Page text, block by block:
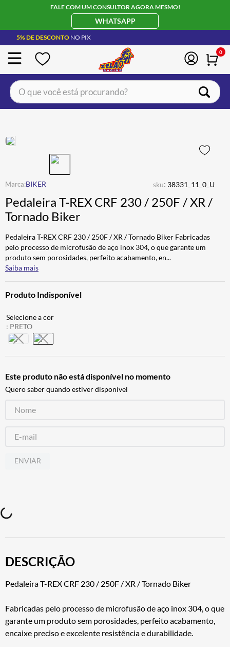
FALE COM UM CONSULTOR AGORA MESMO!
WHATSAPP
5% DE DESCONTO NO PIX
0
O que você está procurando?
BIKER sku: 38331_11_0_U
Pedaleira T-REX CRF 230 / 250F / XR /
Tornado Biker
Pedaleira T-REX CRF 230 / 250F / XR / Tornado Biker Fabricadas
pelo processo de microfusão de aço inox 304, o que garante um
produto sem porosidades, perfeito acabamento, en...
Saiba mais
Produto Indisponível
: PRETO
Este produto não está disponível no momento
Quero saber quando estiver disponível
ENVIAR
DESCRIÇÃO
Pedaleira T-REX CRF 230 / 250F / XR / Tornado Biker
Fabricadas pelo processo de microfusão de aço inox 304, o que
garante um produto sem porosidades, perfeito acabamento,
encaixe preciso e excelente resistência e durabilidade.
JAQUETA
4º ÓCULOS SOLAR
5º LUVA
6º BAU
7º ALPINESTAR
8º AIROH
9º CALÇA
10º BOTAS